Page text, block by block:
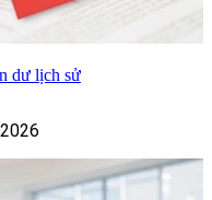
dư lịch sử